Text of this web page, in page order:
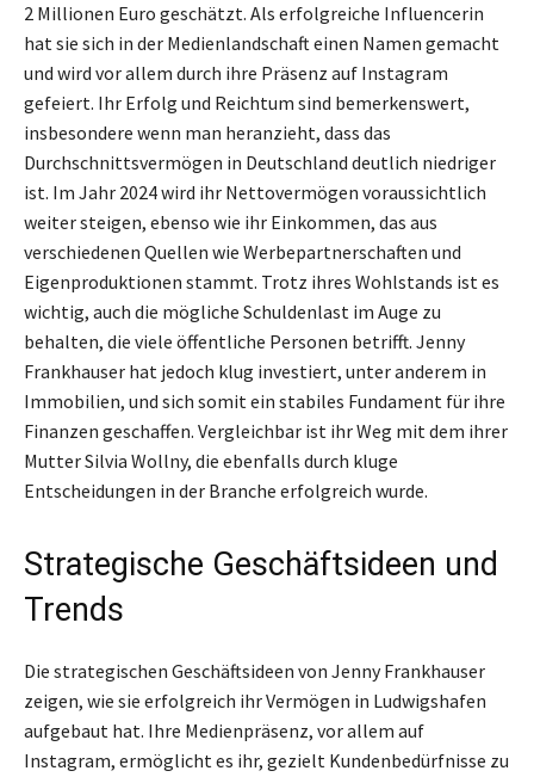
2 Millionen Euro geschätzt. Als erfolgreiche Influencerin
hat sie sich in der Medienlandschaft einen Namen gemacht
und wird vor allem durch ihre Präsenz auf Instagram
gefeiert. Ihr Erfolg und Reichtum sind bemerkenswert,
insbesondere wenn man heranzieht, dass das
Durchschnittsvermögen in Deutschland deutlich niedriger
ist. Im Jahr 2024 wird ihr Nettovermögen voraussichtlich
weiter steigen, ebenso wie ihr Einkommen, das aus
verschiedenen Quellen wie Werbepartnerschaften und
Eigenproduktionen stammt. Trotz ihres Wohlstands ist es
wichtig, auch die mögliche Schuldenlast im Auge zu
behalten, die viele öffentliche Personen betrifft. Jenny
Frankhauser hat jedoch klug investiert, unter anderem in
Immobilien, und sich somit ein stabiles Fundament für ihre
Finanzen geschaffen. Vergleichbar ist ihr Weg mit dem ihrer
Mutter Silvia Wollny, die ebenfalls durch kluge
Entscheidungen in der Branche erfolgreich wurde.
Strategische Geschäftsideen und
Trends
Die strategischen Geschäftsideen von Jenny Frankhauser
zeigen, wie sie erfolgreich ihr Vermögen in Ludwigshafen
aufgebaut hat. Ihre Medienpräsenz, vor allem auf
Instagram, ermöglicht es ihr, gezielt Kundenbedürfnisse zu